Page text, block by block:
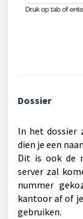
Dossier
In het dossier
dien je een
Dit is ook de
server zal
nummer
kantoor af of
gebruiken.